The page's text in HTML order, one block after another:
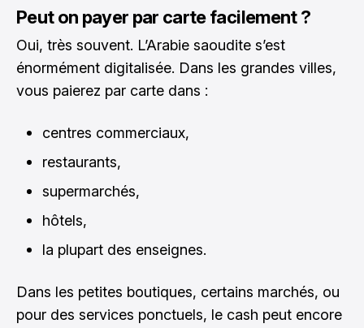
Peut on payer par carte facilement ?
Oui, très souvent. L’Arabie saoudite s’est
énormément digitalisée. Dans les grandes villes,
vous paierez par carte dans :
centres commerciaux,
restaurants,
supermarchés,
hôtels,
la plupart des enseignes.
Dans les petites boutiques, certains marchés, ou
pour des services ponctuels, le cash peut encore